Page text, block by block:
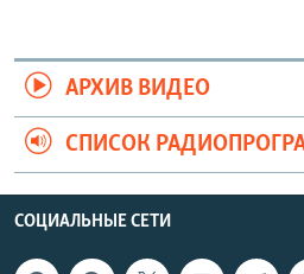
АРХИВ ВИДЕО
СПИСОК
СОЦИАЛЬНЫЕ СЕТИ